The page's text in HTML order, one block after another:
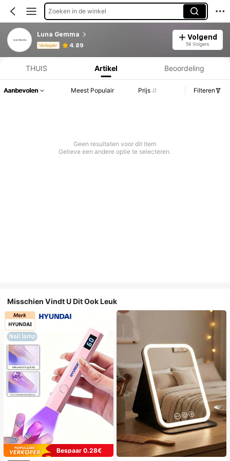
Zoeken in de winkel
Luna Gemma
Verkoper 4.89
Volgend
54 Volgers
Productinformatie: Prijsopenbaring, Verkoop- en Voorraadgegevens.
THUIS Artikel Beoordeling
Aanbevolen Meest Populair Prijs Filteren
Geen resultaten voor dit item
Gelieve een andere optie te selecteren.
Misschien Vindt U Dit Ook Leuk
Bespaar 0.28€